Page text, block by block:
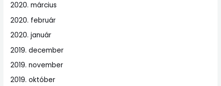
2020. március
2020. február
2020. január
2019. december
2019. november
2019. október